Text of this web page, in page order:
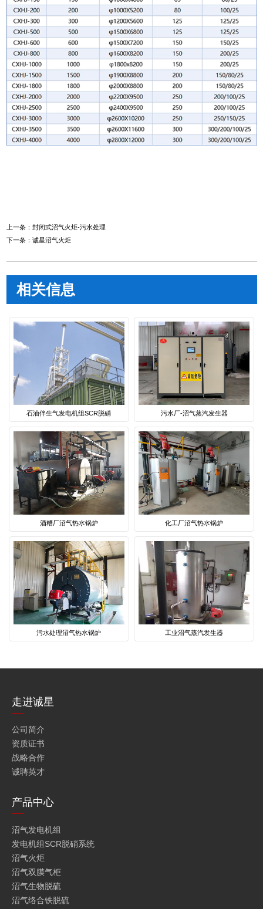
上一条： 封闭式沼气火炬-污水处理
下一条： 诚星沼气火炬
相关信息
石油伴生气发电机组SCR脱硝 污水厂-沼气蒸汽发生器
酒糟厂沼气热水锅炉 化工厂沼气热水锅炉
污水处理沼气热水锅炉 工业沼气蒸汽发生器
走进诚星
公司简介
资质证书
战略合作
诚聘英才
产品中心
沼气发电机组
发电机组SCR脱硝系统
沼气火炬
沼气双膜气柜
沼气生物脱硫
沼气络合铁脱硫